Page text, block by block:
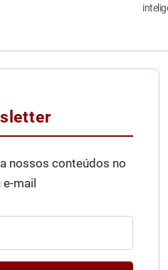
nossos conteúdos no
e-mail